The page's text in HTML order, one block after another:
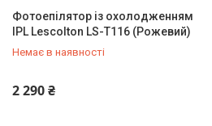
Фотоепілятор із охолодженням
IPL Lescolton LS-T116 (Рожевий)
Немає в наявності
2 290 ₴
+380 (50) 432-84-83